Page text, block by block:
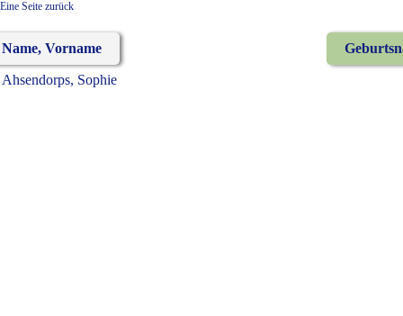
Eine Seite zurück
Name, Vorname
Ahsendorps, Sophie